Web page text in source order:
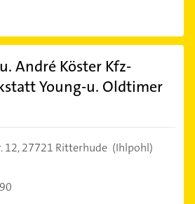
André Köster Kfz-
Young-u. Oldtimer
12,27721 Ritterhude (Ihlpohl)